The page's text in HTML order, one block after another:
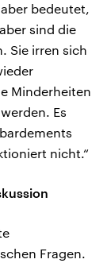
bedeutet,
sind die
Sie irren sich
Minderheiten
Es
nicht.“
Fragen.